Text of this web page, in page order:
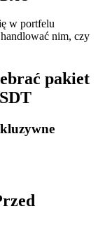
w portfelu
nim, czy
pakiet